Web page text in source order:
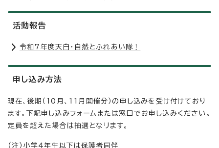
活動報告
令和7年度天白・自然とふれあい隊！
申し込み方法
現在、後期（10月、11月開催分）の申し込みを受け付けており
ます。下記申し込みフォームまたは窓口でお申し込みください。
定員を超えた場合は抽選となリます。
（注）小学4年生以下は保護者同伴